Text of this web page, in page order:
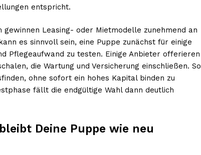
entspricht.
Leasing- oder Mietmodelle zunehmend an
es sinnvoll sein, eine Puppe zunächst für einige
Pflegeaufwand zu testen. Einige Anbieter offerieren
die Wartung und Versicherung einschließen. So
ohne sofort ein hohes Kapital binden zu
fällt die endgültige Wahl dann deutlich
Deine Puppe wie neu